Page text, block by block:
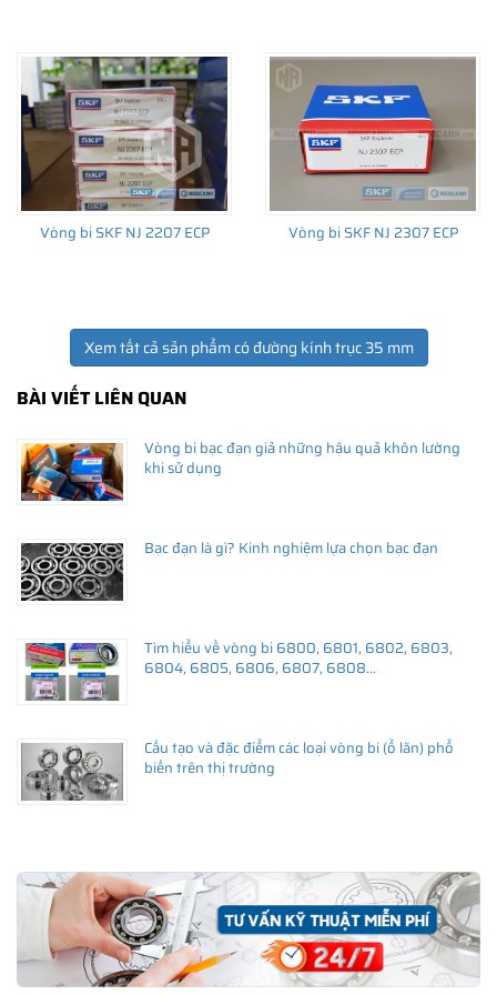
Trải nghiệm Khách hàng tại
NGOCANH.COM
NGOCANH.COM vinh dự được phục vụ hàng ngàn Khách hàng
lớn nhỏ trên toàn quốc nên sẽ có lúc trải nghiệm mua hàng sẽ
không được trọn vẹn từ hệ thống bán hàng của NGOCANH.COM.
Với phương trâm coi sự hài lòng của Khách hàng làm trọng tâm
phát triển doanh nghiệp bền vững. NGOCANH.COM rất mong
chúng tôi hoàn thiện tốt hơn dịch vụ bán hàng và sau bán hàng
để Khách hàng có những trải nghiệm mua hàng tốt nhất từ
Vòng bi SKF NJ 2207 ECP Vòng bi SKF NJ 2307 ECP
Xem tất cả sản phẩm có đường kính trục 35 mm
BÀI VIẾT LIÊN QUAN
Vòng bi bạc đạn giả những hậu quả khôn lường
khi sử dụng
Bạc đạn là gì? Kinh nghiệm lựa chọn bạc đạn
Tìm hiểu về vòng bi 6800, 6801, 6802, 6803,
6804, 6805, 6806, 6807, 6808...
Cấu tạo và đặc điểm các loại vòng bi (ổ lăn) phổ
biến trên thị trường